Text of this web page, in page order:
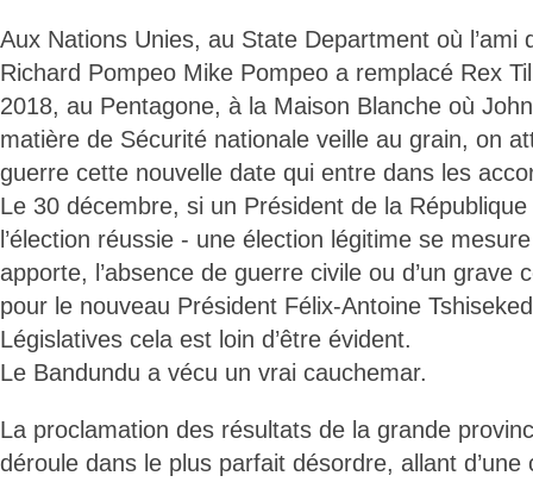
Aux Nations Unies, au State Department où l’ami
Richard Pompeo Mike Pompeo a remplacé Rex
2018, au Pentagone, à la Maison Blanche où
matière de Sécurité nationale veille au grain, on
guerre cette nouvelle date qui entre dans les
Le 30 décembre, si un Président de la
l’élection réussie - une élection légitime se
apporte, l’absence de guerre civile ou d’un grave
pour le nouveau Président Félix-Antoine
Législatives cela est loin d’être évident.
Le Bandundu a vécu un vrai cauchemar.
La proclamation des résultats de la grande
déroule dans le plus parfait désordre, allant d’une